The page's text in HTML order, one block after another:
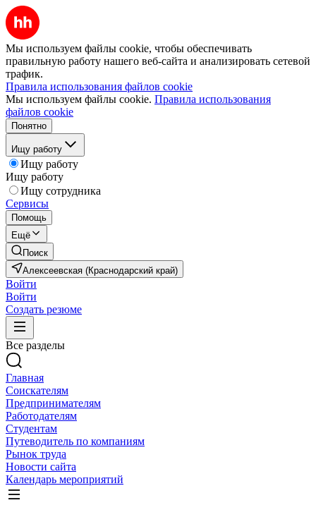
Мы используем файлы cookie, чтобы обеспечивать
правильную работу нашего веб-сайта и анализировать сетевой
трафик.
Правила использования файлов cookie
Мы используем файлы cookie. Правила использования
файлов cookie
Понятно
Ищу работу
Ищу работу
Ищу работу
Ищу сотрудника
Сервисы
Помощь
Ещё
Поиск
Алексеевская (Краснодарский край)
Войти
Войти
Создать резюме
Все разделы
Главная
Соискателям
Предпринимателям
Работодателям
Студентам
Путеводитель по компаниям
Рынок труда
Новости сайта
Календарь мероприятий